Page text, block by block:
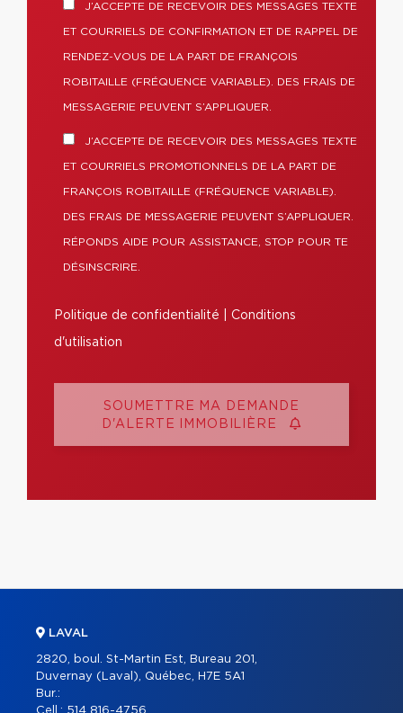
J’ACCEPTE DE RECEVOIR DES MESSAGES TEXTE
ET COURRIELS DE CONFIRMATION ET DE RAPPEL DE
RENDEZ-VOUS DE LA PART DE FRANÇOIS
ROBITAILLE (FRÉQUENCE VARIABLE). DES FRAIS DE
MESSAGERIE PEUVENT S’APPLIQUER.
J’ACCEPTE DE RECEVOIR DES MESSAGES TEXTE
ET COURRIELS PROMOTIONNELS DE LA PART DE
FRANÇOIS ROBITAILLE (FRÉQUENCE VARIABLE).
DES FRAIS DE MESSAGERIE PEUVENT S’APPLIQUER.
RÉPONDS AIDE POUR ASSISTANCE, STOP POUR TE
DÉSINSCRIRE.
Politique de confidentialité Conditions
d'utilisation
SOUMETTRE MA DEMANDE
D'ALERTE IMMOBILIÈRE
LAVAL
2820, boul. St-Martin Est, Bureau 201,
Duvernay (Laval), Québec, H7E 5A1
Bur.: